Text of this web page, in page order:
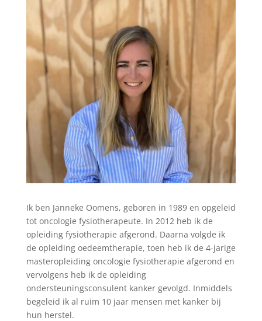
Ik ben Janneke Oomens, geboren in 1989 en opgeleid
tot oncologie fysiotherapeute. In 2012 heb ik de
opleiding fysiotherapie afgerond. Daarna volgde ik
de opleiding oedeemtherapie, toen heb ik de 4-jarige
masteropleiding oncologie fysiotherapie afgerond en
vervolgens heb ik de opleiding
ondersteuningsconsulent kanker gevolgd. Inmiddels
begeleid ik al ruim 10 jaar mensen met kanker bij
hun herstel.